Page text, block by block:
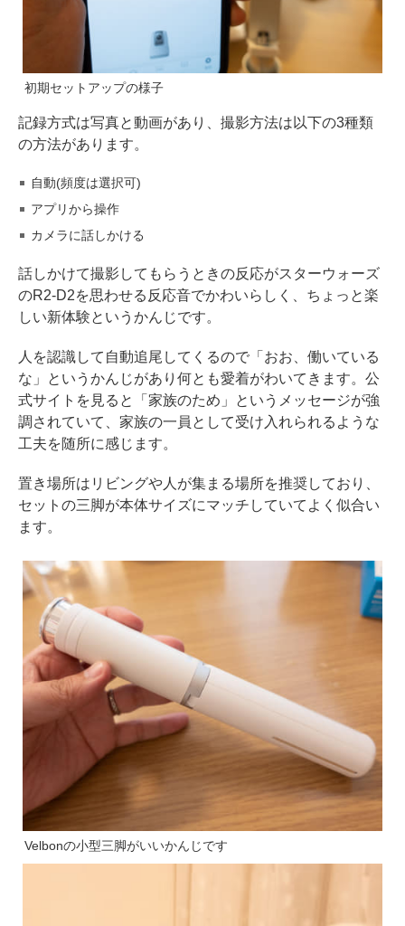
初期セットアップの様子
記録方式は写真と動画があり、撮影方法は以下の3種類
の方法があります。
自動(頻度は選択可)
アプリから操作
カメラに話しかける
話しかけて撮影してもらうときの反応がスターウォーズ
のR2-D2を思わせる反応音でかわいらしく、ちょっと楽
しい新体験というかんじです。
人を認識して自動追尾してくるので「おお、働いている
な」というかんじがあり何とも愛着がわいてきます。公
式サイトを見ると「家族のため」というメッセージが強
調されていて、家族の一員として受け入れられるような
工夫を随所に感じます。
置き場所はリビングや人が集まる場所を推奨しており、
セットの三脚が本体サイズにマッチしていてよく似合い
ます。
Velbonの小型三脚がいいかんじです